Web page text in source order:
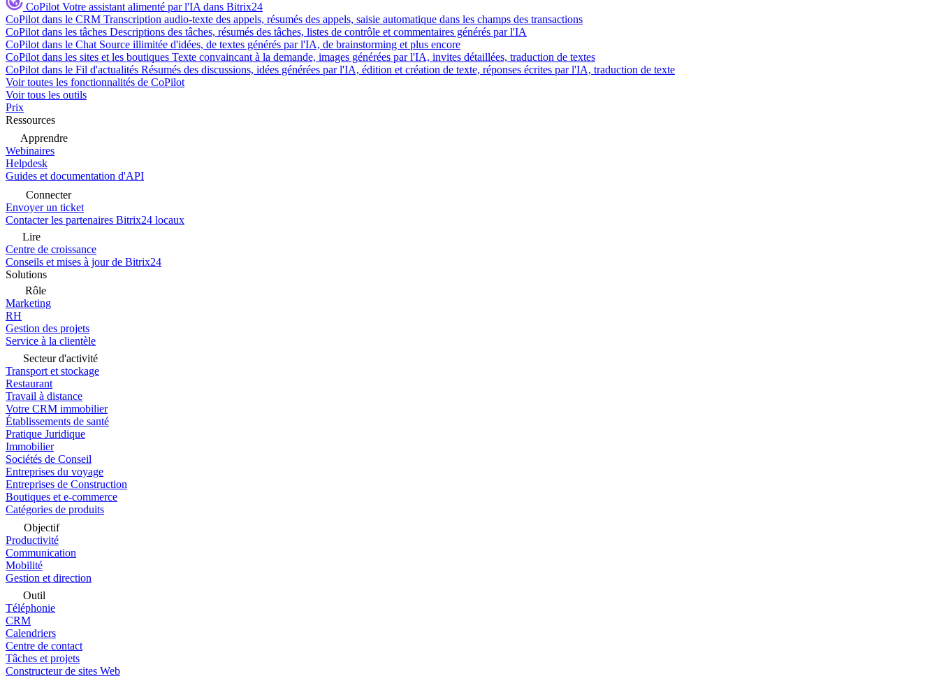
CoPilot Votre assistant alimenté par l'IA dans Bitrix24
CoPilot dans le CRM Transcription audio-texte des appels, résumés des appels, saisie automatique dans les champs des transactions
CoPilot dans les tâches Descriptions des tâches, résumés des tâches, listes de contrôle et commentaires générés par l'IA
CoPilot dans le Chat Source illimitée d'idées, de textes générés par l'IA, de brainstorming et plus encore
CoPilot dans les sites et les boutiques Texte convaincant à la demande, images générées par l'IA, invites détaillées, traduction de textes
CoPilot dans le Fil d'actualités Résumés des discussions, idées générées par l'IA, édition et création de texte, réponses écrites par l'IA, traduction de texte
Voir toutes les fonctionnalités de CoPilot
Voir tous les outils
Prix
Ressources
Apprendre
Webinaires
Helpdesk
Guides et documentation d'API
Connecter
Envoyer un ticket
Contacter les partenaires Bitrix24 locaux
Lire
Centre de croissance
Conseils et mises à jour de Bitrix24
Solutions
Rôle
Marketing
RH
Gestion des projets
Service à la clientèle
Secteur d'activité
Transport et stockage
Restaurant
Travail à distance
Votre CRM immobilier
Établissements de santé
Pratique Juridique
Immobilier
Sociétés de Conseil
Entreprises du voyage
Entreprises de Construction
Boutiques et e-commerce
Catégories de produits
Objectif
Productivité
Communication
Mobilité
Gestion et direction
Outil
Téléphonie
CRM
Calendriers
Centre de contact
Tâches et projets
Constructeur de sites Web